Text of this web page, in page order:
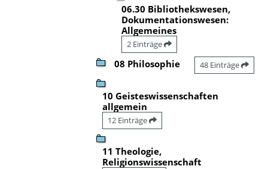
06.30 Bibliothekswesen,
Dokumentationswesen:
Allgemeines
2 Einträge
08 Philosophie 48 Einträge
10 Geisteswissenschaften
allgemein
12 Einträge
11 Theologie,
Religionswissenschaft